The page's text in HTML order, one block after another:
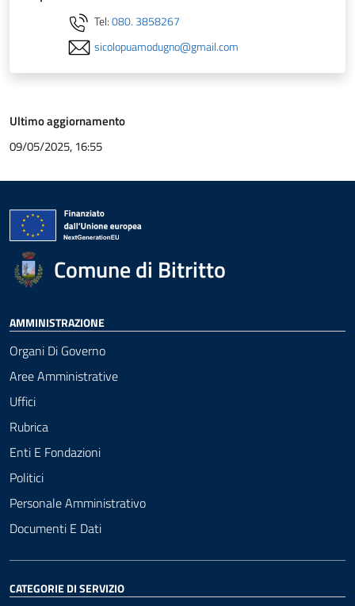
Tel:080. 3858267
sicolopuamodugno@gmail.com
Ultimo aggiornamento
09/05/2025, 16:55
Comune di Bitritto
AMMINISTRAZIONE
Organi Di Governo
Aree Amministrative
Uffici
Rubrica
Enti E Fondazioni
Politici
Personale Amministrativo
Documenti E Dati
CATEGORIE DI SERVIZIO